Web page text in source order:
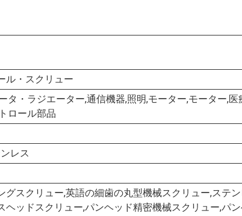
ル・スクリュー
タ・ラジエーター,通信機器,照明,モーター,モーター,医
ロール部品
レス
グスクリュー,英語の細歯の丸型機械スクリュー,ステ
ヘッドスクリュー,パンヘッド精密機械スクリュー,パ